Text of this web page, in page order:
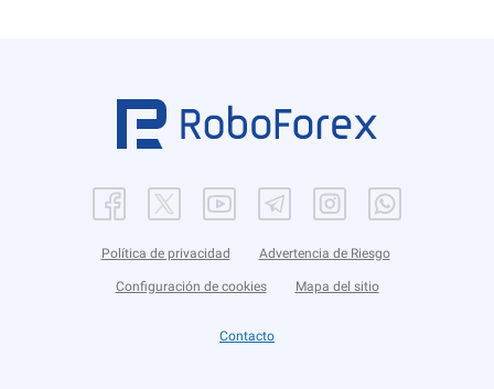
Política de privacidad Advertencia de Riesgo
Configuración de cookies Mapa del sitio
Contacto